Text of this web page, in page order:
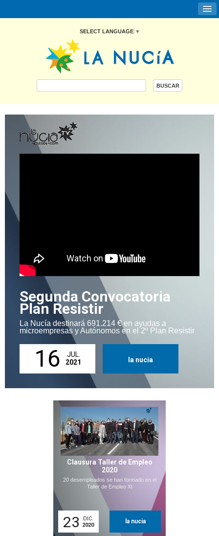
SELECT LANGUAGE ▼
Segunda Convocatoria
Plan Resistir
La Nucía destinará 691.214 € en ayudas a
microempresas y Autónomos en el 2º Plan Resistir
16
JUL.
2021
la nucia
Clausura Taller de Empleo
2020
20 desempleados se han formado en el
Taller de Empleo XI
23
DIC.
2020
la nucia